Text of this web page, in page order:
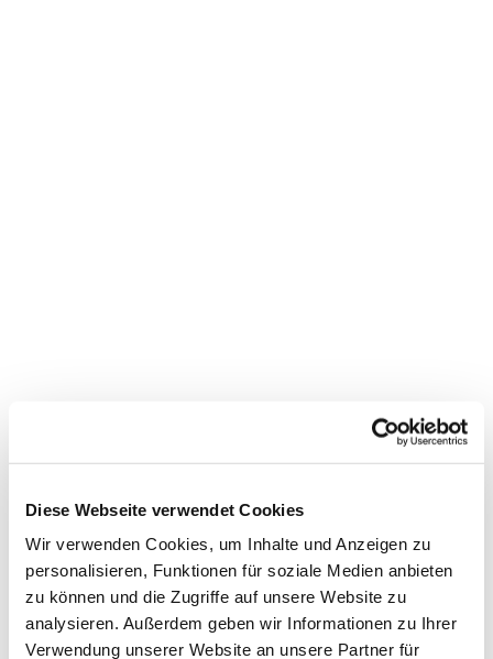
Diese Webseite verwendet Cookies
Wir verwenden Cookies, um Inhalte und Anzeigen zu
personalisieren, Funktionen für soziale Medien anbieten
zu können und die Zugriffe auf unsere Website zu
analysieren. Außerdem geben wir Informationen zu Ihrer
Verwendung unserer Website an unsere Partner für